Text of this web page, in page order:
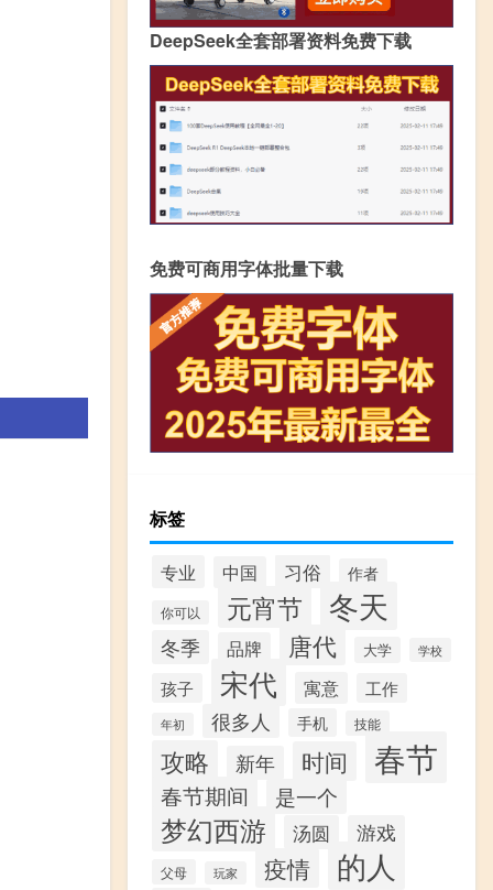
DeepSeek全套部署资料免费下载
免费可商用字体批量下载
标签
专业 中国 习俗 作者
你可以 元宵节 冬天
冬季 品牌 唐代 大学 学校
孩子 宋代 寓意 工作
年初 很多人 手机 技能
攻略 新年 时间 春节
春节期间 是一个
梦幻西游 汤圆 游戏
父母 玩家 疫情 的人